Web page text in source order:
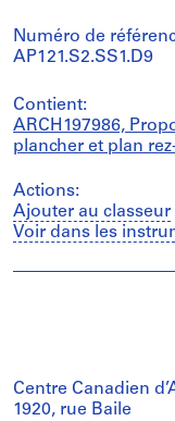
Numéro de
AP121.S2.SS1.D9
Contient:
ARCH197986,
plancher et plan
Actions:
Ajouter au classeur
Voir dans les
Centre Canadien
1920, rue Baile